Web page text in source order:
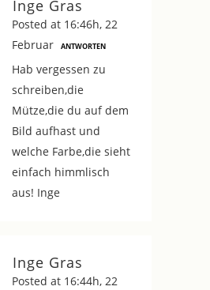
Inge Gras
Posted at 16:46h, 22
Februar
ANTWORTEN
Hab vergessen zu
schreiben,die
Mütze,die du auf dem
Bild aufhast und
welche Farbe,die sieht
einfach himmlisch
aus! Inge
Inge Gras
Posted at 16:44h, 22